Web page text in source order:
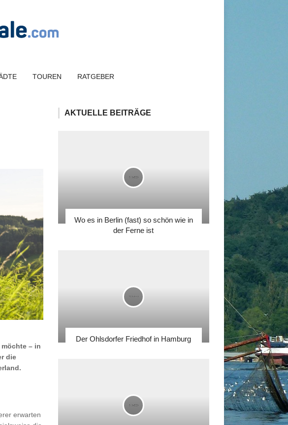
TOUREN RATGEBER
– in
die
erwarten
AKTUELLE BEITRÄGE
Wo es in Berlin (fast) so schön wie in
der Ferne ist
Der Ohlsdorfer Friedhof in Hamburg